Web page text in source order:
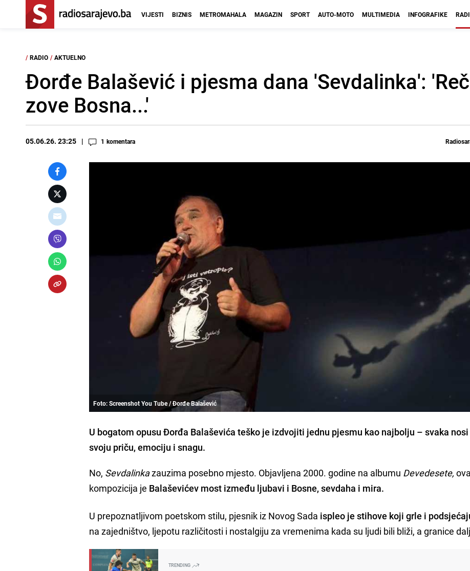
VIJESTI BIZNIS METROMAHALA MAGAZIN SPORT AUTO-MOTO MULTIMEDIA INFOGRAFIKE
/ RADIO / AKTUELNO
Đorđe Balašević i pjesma dana 'Sevdalinka':
zove Bosna...'
05.06.26. 23:25 1 komentara
Foto: Screenshot You Tube / Đorđe Balašević
U bogatom opusu Đorđa Balaševića teško je izdvojiti jednu pjesmu kao najbolju – svaka nosi
svoju priču, emociju i snagu.
No, Sevdalinkazauzima posebno mjesto. Objavljena 2000. godine na albumu Devedesete, ova
kompozicija je Balaševićev most između ljubavi i Bosne, sevdaha i mira.
U prepoznatljivom poetskom stilu, pjesnik iz Novog Sada ispleo je stihove koji grle i
na zajedništvo, ljepotu različitosti i nostalgiju za vremenima kada su ljudi bili bliži, a granice
TRENDING